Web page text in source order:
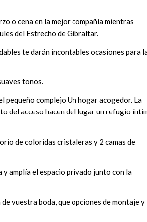
o cena en la mejor compañía mientras
del Estrecho de Gibraltar.
te darán incontables ocasiones para
tonos.
pequeño complejo Un hogar acogedor. La
del acceso hacen del lugar un refugio
de coloridas cristaleras y 2 camas de
amplía el espacio privado junto con la
vuestra boda, que opciones de montaje y